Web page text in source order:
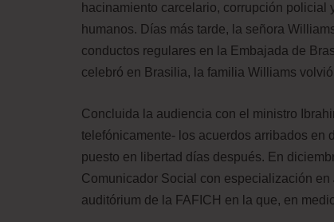
hacinamiento carcelario, corrupción
humanos. Días más tarde, la señora
conductos regulares en la Embajada de
celebró en Brasilia, la familia Williams
Concluida la audiencia con el ministro
telefónicamente- los acuerdos arribados en
puesto en libertad días después. En
Comunicador Social con especialización en
auditórium de la FAFICH en la que, en